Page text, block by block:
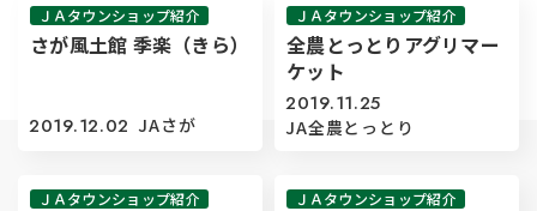
ＪＡタウンショップ紹介
さが風土館 季楽（きら）
2019.12.02 JAさが
ＪＡタウンショップ紹介
全農とっとりアグリマー
ケット
2019.11.25
JA全農とっとり
ＪＡタウンショップ紹介 ＪＡタウンショップ紹介